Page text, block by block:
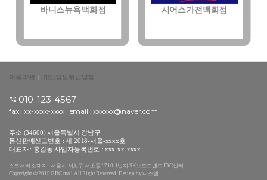
바니스뉴욕백화점 시어스가전백화점
이용약관 | 개인정보취급방침
010-123-4567
fax : xx-xxxx-xxxx | email : xxxxxx@naver.com
주소:(34600) 서울특별시 강남구
통신판매신고번호 : 제 2018-서울-xxxx호
대표자 : 홍길동 사업자등록번호 : xxx-xx-xxxx
스트서버 소재지 : 서울시 서초구 서초동 1710-1번지 SK브로드밴드 IDC센터
Copyright ＠2019 GBC mall All Right Reserved. Design by 티즈엠